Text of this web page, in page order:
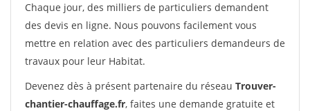
Chaque jour, des milliers de particuliers demandent
des devis en ligne. Nous pouvons facilement vous
mettre en relation avec des particuliers demandeurs de
travaux pour leur Habitat.
Devenez dès à présent partenaire du réseau Trouver-
chantier-chauffage.fr, faites une demande gratuite et